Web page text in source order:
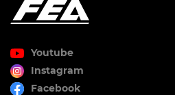
Youtube
Instagram
Facebook